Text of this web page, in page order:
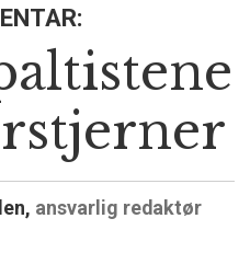
ansvarlig redaktør